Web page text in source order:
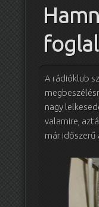
A rádióklub
nagy
valamire,
már időszerű